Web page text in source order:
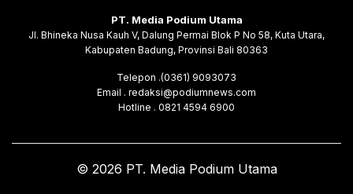
PT. Media Podium Utama
Jl. Bhineka Nusa Kauh V, Dalung Permai Blok P No 58, Kuta Utara,
Kabupaten Badung, Provinsi Bali 80363
Telepon .(0361) 9093073
Email . redaksi@podiumnews.com
Hotline . 0821 4594 6900
© 2026 PT. Media Podium Utama